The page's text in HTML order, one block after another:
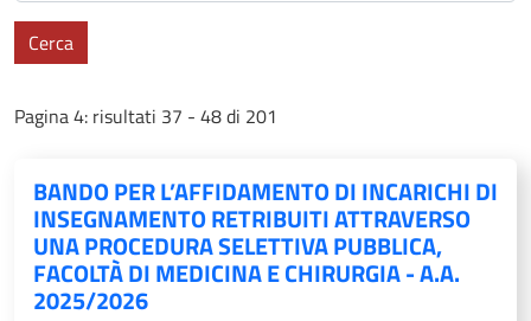
Cerca
Pagina 4: risultati 37 - 48 di 201
BANDO PER L’AFFIDAMENTO DI INCARICHI DI
INSEGNAMENTO RETRIBUITI ATTRAVERSO
UNA PROCEDURA SELETTIVA PUBBLICA,
FACOLTÀ DI MEDICINA E CHIRURGIA - A.A.
2025/2026